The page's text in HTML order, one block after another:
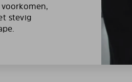
stevig